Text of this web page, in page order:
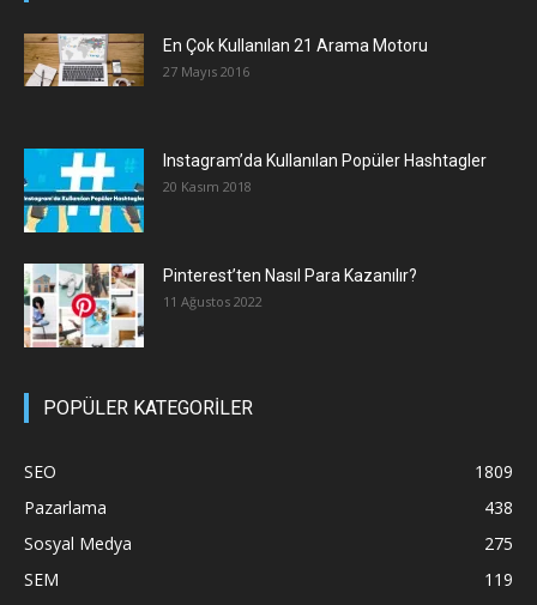
En Çok Kullanılan 21 Arama Motoru
27 Mayıs 2016
Instagram’da Kullanılan Popüler Hashtagler
20 Kasım 2018
Pinterest’ten Nasıl Para Kazanılır?
11 Ağustos 2022
POPÜLER KATEGORİLER
SEO
1809
Pazarlama
438
Sosyal Medya
275
SEM
119